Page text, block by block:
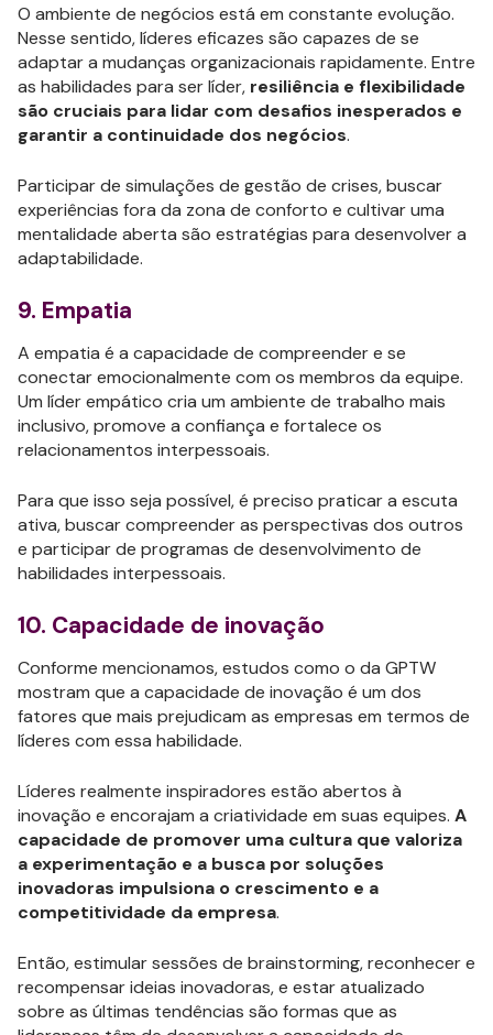
O ambiente de negócios está em constante evolução.
Nesse sentido, líderes eficazes são capazes de se
adaptar a mudanças organizacionais rapidamente. Entre
as habilidades para ser líder, resiliência e flexibilidade
são cruciais para lidar com desafios inesperados e
garantir a continuidade dos negócios.
Participar de simulações de gestão de crises, buscar
experiências fora da zona de conforto e cultivar uma
mentalidade aberta são estratégias para desenvolver a
adaptabilidade.
9. Empatia
A empatia é a capacidade de compreender e se
conectar emocionalmente com os membros da equipe.
Um líder empático cria um ambiente de trabalho mais
inclusivo, promove a confiança e fortalece os
relacionamentos interpessoais.
Para que isso seja possível, é preciso praticar a escuta
ativa, buscar compreender as perspectivas dos outros
e participar de programas de desenvolvimento de
habilidades interpessoais.
10. Capacidade de inovação
Conforme mencionamos, estudos como o da GPTW
mostram que a capacidade de inovação é um dos
fatores que mais prejudicam as empresas em termos de
líderes com essa habilidade.
Líderes realmente inspiradores estão abertos à
inovação e encorajam a criatividade em suas equipes. A
capacidade de promover uma cultura que valoriza
a experimentação e a busca por soluções
inovadoras impulsiona o crescimento e a
competitividade da empresa.
Então, estimular sessões de brainstorming, reconhecer e
recompensar ideias inovadoras, e estar atualizado
sobre as últimas tendências são formas que as